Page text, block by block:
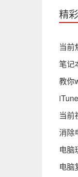
精
当前
笔记
教你
当前
消除
电脑
电脑